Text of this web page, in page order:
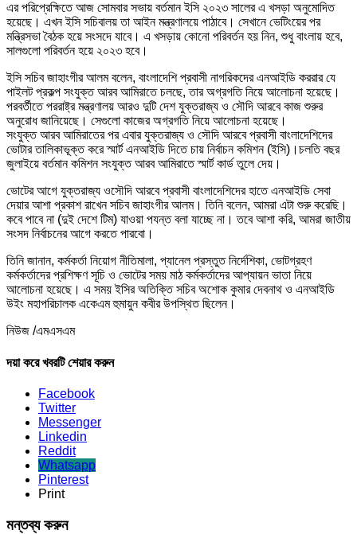
এর পরিপ্রেক্ষিতে আজ সোমবার সভায় বর্তমান ইসি ২০২৩ সালের এ খসড়া অনুমোদিত
হয়েছে। এখন ইসি সচিবালয় তা আইন মন্ত্রণালয়ে পাঠাবে। সেখানে ভেটিংয়ের পর
মন্ত্রিসভা বৈঠক হয়ে সংসদে যাবে। এ খসড়ায় কোনো পরিবর্তন হয় নিন, শুধু বাংলায় হবে,
সালগুলো পরিবর্তন হয়ে ২০২৩ হবে।
ইসি সচিব জাহাংগীর আলম বলেন, বাংলাদেশি প্রবাসী নাগরিকদের এনআইডি কররার যে
পাইলট প্রকল্প সংযুক্ত আরব আমিরাতে চলছে, তার অগ্রগতি নিয়ে আলোচনা হয়েছে।
পরবর্তীতে পররাষ্ট্র মন্ত্রণালয় আরও দুটি দেশ যুক্তরাজ্য ও সৌদি আরবে কাজ শুরুর
অনুরোধ জানিয়েছে। সেগুলো কাজের অগ্রগতি নিয়ে আলোচনা হয়েছে।
সংযুক্ত আরব আমিরাতের পর এবার যুক্তরাজ্য ও সৌদি আরবে প্রবাসী বাংলাদেশিদের
ভোটার তালিকাভূক্ত করে স্মার্ট এনআইডি দিতে চায় নির্বাচন কমিশন (ইসি)।চলতি বছর
জুলাইয়ে বর্তমান কমিশন সংযুক্ত আরব আমিরাতে স্মার্ট কার্ড তুলে দেয়।
ভোটের আগে যুক্তরাজ্য ওসৌদি আরবে প্রবাসী বাংলাদেশিদের হাতে এনআইডি সেবা
দেয়ার আশা প্রকাশ রাখেন সচিব জাহাংগীর আলম। তিনি বলেন, আমরা এটা শুরু করেছি।
কবে পাবে না (দুই দেশে টিম) যাওয়া পযন্ত বলা যাচ্ছে না। তবে আশা করি, আমরা জাতীয়
সংসদ নির্বাচনের আগে করতে পারবো।
তিনি জানান, কর্মকর্তা নিয়োগ নীতিমালা, প্যানেল প্রস্তুত নির্দেশিকা, ভোটগ্রহণ
কর্মকর্তাদের প্রশিক্ষণ সূচি ও ভোটের সময় মাঠ কর্মকর্তাদের আপ্যায়ন ভাতা নিয়ে
আলোচনা হয়েছে। এ সময় ইসির অতিক্তি সচিব অশোক কুমার দেবনাথ ও এনআইডি
উইং মহাপরিচালক একেএম হুমায়ুন কবীর উপস্থিত ছিলেন।
নিউজ /এমএসএম
দয়া করে খবরটি শেয়ার করুন
Facebook
Twitter
Messenger
Linkedin
Reddit
Whatsapp
Pinterest
Print
মন্তব্য করুন